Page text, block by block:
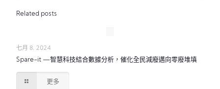
Related posts
七月 8, 2024
Spare-it —智慧科技結合數據分析，催化全民減廢邁向零廢堆填
更多